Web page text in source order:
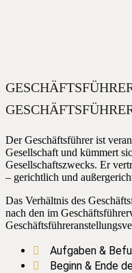
Der Geschäftsführer ist
Gesellschaft und kümmert
Gesellschaftszwecks. Er
– gerichtlich und
Das Verhältnis des
nach den im
Aufgaben &
Beginn & Ende